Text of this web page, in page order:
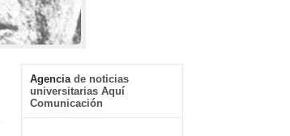
Agencia de noticias
universitarias Aquí
Comunicación